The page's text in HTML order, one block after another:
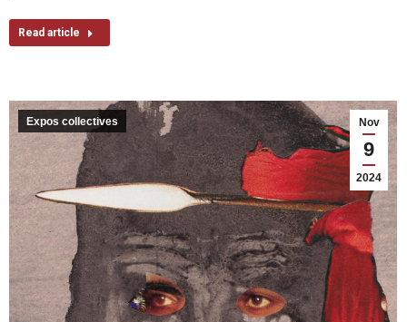
Read article
Nov
9
2024
Expos collectives